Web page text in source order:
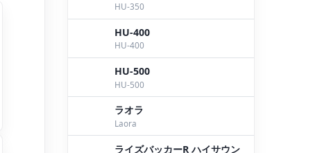
HU-350
HU-400
HU-400
HU-500
HU-500
ラオラ
Laora
ライズバッカーR ハイサウン